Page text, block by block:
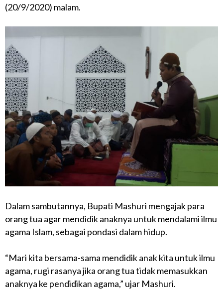
(20/9/2020) malam.
Dalam sambutannya, Bupati Mashuri mengajak para
orang tua agar mendidik anaknya untuk mendalami ilmu
agama Islam, sebagai pondasi dalam hidup.
“Mari kita bersama-sama mendidik anak kita untuk ilmu
agama, rugi rasanya jika orang tua tidak memasukkan
anaknya ke pendidikan agama,” ujar Mashuri.